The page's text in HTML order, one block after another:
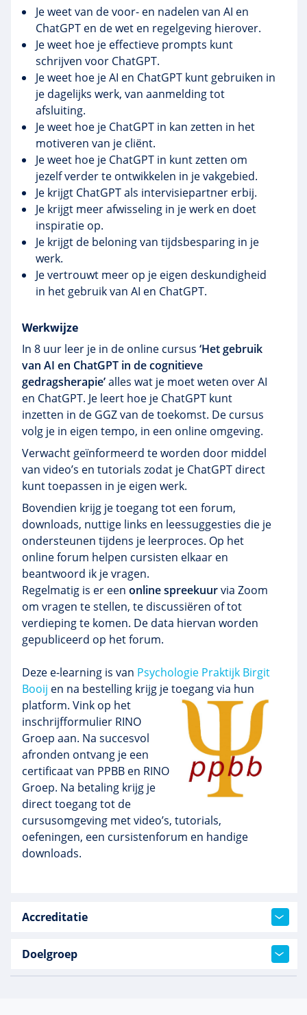
Je weet van de voor- en nadelen van AI en
ChatGPT en de wet en regelgeving hierover.
Je weet hoe je effectieve prompts kunt
schrijven voor ChatGPT.
Je weet hoe je AI en ChatGPT kunt gebruiken in
je dagelijks werk, van aanmelding tot
afsluiting.
Je weet hoe je ChatGPT in kan zetten in het
motiveren van je cliënt.
Je weet hoe je ChatGPT in kunt zetten om
jezelf verder te ontwikkelen in je vakgebied.
Je krijgt ChatGPT als intervisiepartner erbij.
Je krijgt meer afwisseling in je werk en doet
inspiratie op.
Je krijgt de beloning van tijdsbesparing in je
werk.
Je vertrouwt meer op je eigen deskundigheid
in het gebruik van AI en ChatGPT.
Werkwijze
In 8 uur leer je in de online cursus ‘Het gebruik
van AI en ChatGPT in de cognitieve
gedragsherapie’alles wat je moet weten over AI
en ChatGPT. Je leert hoe je ChatGPT kunt
inzetten in de GGZ van de toekomst. De cursus
volg je in eigen tempo, in een online omgeving.
Verwacht geïnformeerd te worden door middel
van video’s en tutorials zodat je ChatGPT direct
kunt toepassen in je eigen werk.
Bovendien krijg je toegang tot een forum,
downloads, nuttige links en leessuggesties die je
ondersteunen tijdens je leerproces. Op het
online forum helpen cursisten elkaar en
beantwoord ik je vragen.
Regelmatig is er een online spreekuurvia Zoom
om vragen te stellen, te discussiëren of tot
verdieping te komen. De data hiervan worden
gepubliceerd op het forum.
Deze e-learning is van Psychologie Praktijk Birgit
Booij en na bestelling krijg je toegang via hun
platform. Vink op het
inschrijfformulier RINO
Groep aan. Na succesvol
afronden ontvang je een
certificaat van PPBB en RINO
Groep. Na betaling krijg je
direct toegang tot de
cursusomgeving met video’s, tutorials,
oefeningen, een cursistenforum en handige
downloads.
Accreditatie
Doelgroep